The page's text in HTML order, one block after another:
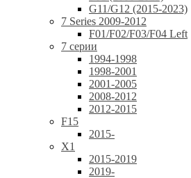
G11/G12 (2015-2023)
7 Series 2009-2012
F01/F02/F03/F04 Left
7 серии
1994-1998
1998-2001
2001-2005
2008-2012
2012-2015
F15
2015-
X1
2015-2019
2019-